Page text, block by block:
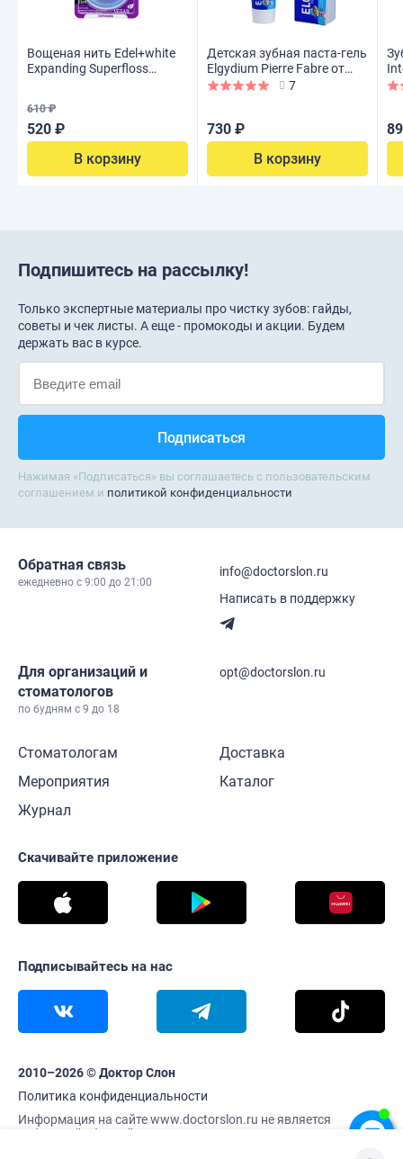
Вощеная нить Edel+white
Expanding Superfloss
610 ₽
520 ₽
В корзину
Детская зубная паста-гель
Elgydium Pierre Fabre от
кариеса Junior Bubble Gum
7
730 ₽
В корзину
Подпишитесь на рассылку!
Только экспертные материалы про чистку зубов: гайды,
советы и чек листы. А еще - промокоды и акции. Будем
держать вас в курсе.
Нажимая «Подписаться» вы соглашаетесь с пользовательским
соглашением и политикой конфиденциальности
Обратная связь
ежедневно c 9:00 до 21:00
info@doctorslon.ru
Написать в поддержку
Для организаций и
стоматологов
по будням с 9 до 18
opt@doctorslon.ru
Стоматологам
Мероприятия
Журнал
Доставка
Каталог
Скачивайте приложение
Подписывайтесь на нас
2010–2026 © Доктор Слон
Политика конфиденциальности
Информация на сайте www.doctorslon.ru не является
публичной офертой